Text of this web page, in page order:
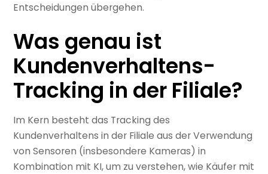
Entscheidungen übergehen.
Was genau ist
Kundenverhaltens-
Tracking in der Filiale?
Im Kern besteht das Tracking des
Kundenverhaltens in der Filiale aus der Verwendung
von Sensoren (insbesondere Kameras) in
Kombination mit KI, um zu verstehen, wie Käufer mit